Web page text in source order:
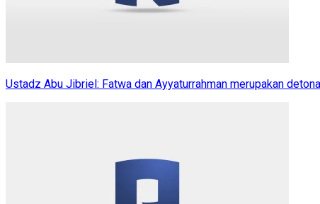
Ustadz Abu Jibriel: Fatwa dan Ayyaturrahman merupakan